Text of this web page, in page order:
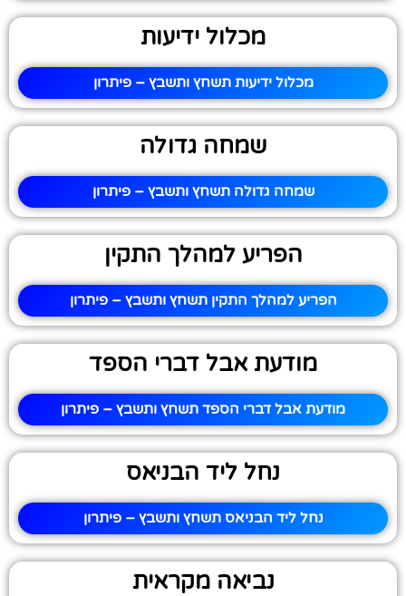
מכלול ידיעות
מכלול ידיעות תשחץ ותשבץ – פיתרון
שמחה גדולה
שמחה גדולה תשחץ ותשבץ – פיתרון
הפריע למהלך התקין
הפריע למהלך התקין תשחץ ותשבץ – פיתרון
מודעת אבל דברי הספד
מודעת אבל דברי הספד תשחץ ותשבץ – פיתרון
נחל ליד הבניאס
נחל ליד הבניאס תשחץ ותשבץ – פיתרון
נביאה מקראית